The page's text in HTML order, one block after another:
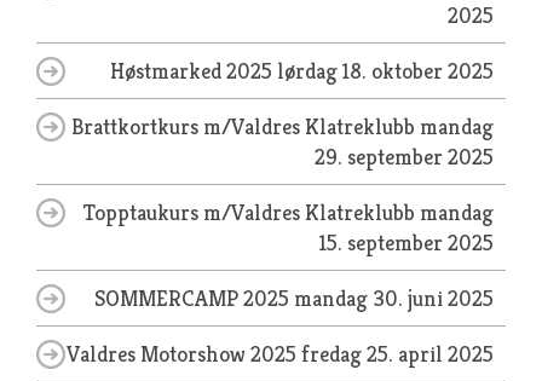
2025
Høstmarked 2025 lørdag 18. oktober 2025
Brattkortkurs m/Valdres Klatreklubb mandag
29. september 2025
Topptaukurs m/Valdres Klatreklubb mandag
15. september 2025
SOMMERCAMP 2025 mandag 30. juni 2025
Valdres Motorshow 2025 fredag 25. april 2025